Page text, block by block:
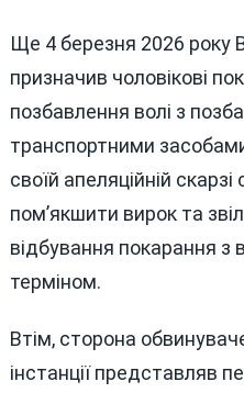
Ще 4 березня 2026 року
призначив чоловікові
позбавлення волі з
транспортними
своїй апеляційній
пом’якшити вирок та
відбування покарання з
терміном.
Втім, сторона
інстанції представляв